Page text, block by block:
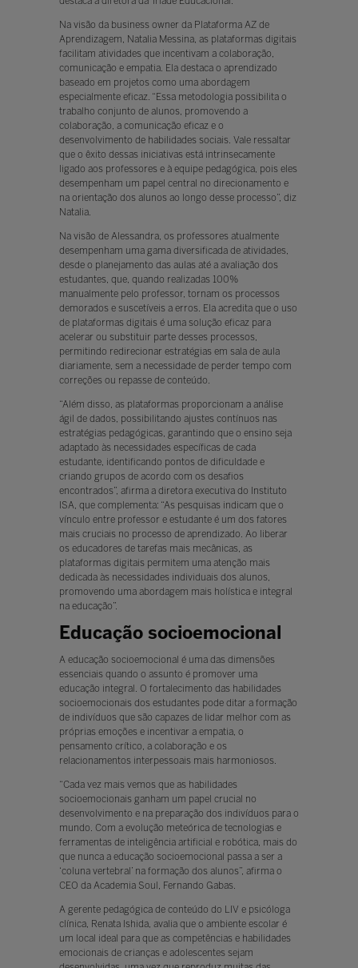
Na visão da business owner da Plataforma AZ de
Aprendizagem, Natalia Messina, as plataformas digitais
facilitam atividades que incentivam a colaboração,
comunicação e empatia. Ela destaca o aprendizado
baseado em projetos como uma abordagem
especialmente eficaz. “Essa metodologia possibilita o
trabalho conjunto de alunos, promovendo a
colaboração, a comunicação eficaz e o
desenvolvimento de habilidades sociais. Vale ressaltar
que o êxito dessas iniciativas está intrinsecamente
ligado aos professores e à equipe pedagógica, pois eles
desempenham um papel central no direcionamento e
na orientação dos alunos ao longo desse processo”, diz
Natalia.
Na visão de Alessandra, os professores atualmente
desempenham uma gama diversificada de atividades,
desde o planejamento das aulas até a avaliação dos
estudantes, que, quando realizadas 100%
manualmente pelo professor, tornam os processos
demorados e suscetíveis a erros. Ela acredita que o uso
de plataformas digitais é uma solução eficaz para
acelerar ou substituir parte desses processos,
permitindo redirecionar estratégias em sala de aula
diariamente, sem a necessidade de perder tempo com
correções ou repasse de conteúdo.
“Além disso, as plataformas proporcionam a análise
ágil de dados, possibilitando ajustes contínuos nas
estratégias pedagógicas, garantindo que o ensino seja
adaptado às necessidades específicas de cada
estudante, identificando pontos de dificuldade e
criando grupos de acordo com os desafios
encontrados”, afirma a diretora executiva do Instituto
ISA, que complementa: “As pesquisas indicam que o
vínculo entre professor e estudante é um dos fatores
mais cruciais no processo de aprendizado. Ao liberar
os educadores de tarefas mais mecânicas, as
plataformas digitais permitem uma atenção mais
dedicada às necessidades individuais dos alunos,
promovendo uma abordagem mais holística e integral
na educação”.
Educação socioemocional
A educação socioemocional é uma das dimensões
essenciais quando o assunto é promover uma
educação integral. O fortalecimento das habilidades
socioemocionais dos estudantes pode ditar a formação
de indivíduos que são capazes de lidar melhor com as
próprias emoções e incentivar a empatia, o
pensamento crítico, a colaboração e os
relacionamentos interpessoais mais harmoniosos.
“Cada vez mais vemos que as habilidades
socioemocionais ganham um papel crucial no
desenvolvimento e na preparação dos indivíduos para o
mundo. Com a evolução meteórica de tecnologias e
ferramentas de inteligência artificial e robótica, mais do
que nunca a educação socioemocional passa a ser a
‘coluna vertebral’ na formação dos alunos”, afirma o
CEO da Academia Soul, Fernando Gabas.
A gerente pedagógica de conteúdo do LIV e psicóloga
clínica, Renata Ishida, avalia que o ambiente escolar é
um local ideal para que as competências e habilidades
emocionais de crianças e adolescentes sejam